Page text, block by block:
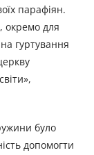
парафіян.
окремо для
гуртування
було
допомогти